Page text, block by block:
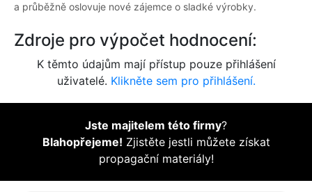
a průběžně oslovuje nové zájemce o sladké výrobky.
Zdroje pro výpočet hodnocení:
K těmto údajům mají přístup pouze přihlášení
uživatelé. Klikněte sem pro přihlášení.
Jste majitelem této firmy?
Blahopřejeme! Zjistěte jestli můžete získat
propagační materiály!